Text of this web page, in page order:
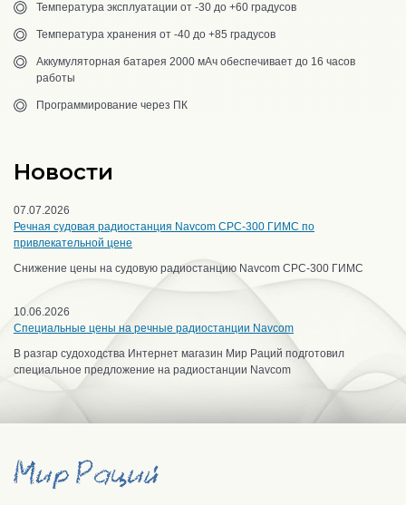
Температура эксплуатации от -30 до +60 градусов
Температура хранения от -40 до +85 градусов
Аккумуляторная батарея 2000 мАч обеспечивает до 16 часов
работы
Программирование через ПК
Новости
07.07.2026
Речная судовая радиостанция Navcom CPC-300 ГИМС по
привлекательной цене
Снижение цены на судовую радиостанцию Navcom CPC-300 ГИМС
10.06.2026
Специальные цены на речные радиостанции Navcom
В разгар судоходства Интернет магазин Мир Раций подготовил
специальное предложение на радиостанции Navcom